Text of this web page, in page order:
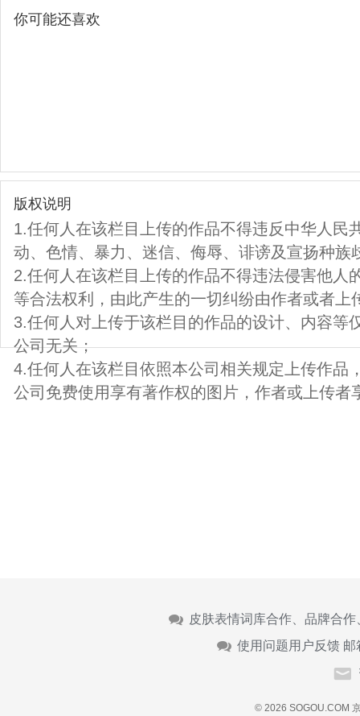
你可能还喜欢
版权说明
1.任何人在该栏目上传的作品不得违反中华人民
动、色情、暴力、迷信、侮辱、诽谤及宣扬种族
2.任何人在该栏目上传的作品不得违法侵害他人
等合法权利，由此产生的一切纠纷由作者或者上
3.任何人对上传于该栏目的作品的设计、内容等
公司无关；
4.任何人在该栏目依照本公司相关规定上传作品
公司免费使用享有著作权的图片，作者或上传者
皮肤表情词库合作、品牌合
使用问题用户反馈 邮
© 2026 SOGOU.COM